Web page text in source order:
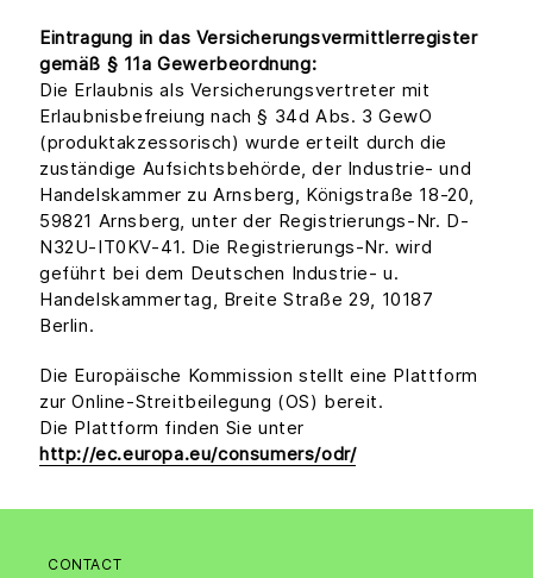
Eintragung in das Versicherungsvermittlerregister
gemäß § 11a Gewerbeordnung:
Die Erlaubnis als Versicherungsvertreter mit
Erlaubnisbefreiung nach § 34d Abs. 3 GewO
(produktakzessorisch) wurde erteilt durch die
zuständige Aufsichtsbehörde, der Industrie- und
Handelskammer zu Arnsberg, Königstraße 18-20,
59821 Arnsberg, unter der Registrierungs-Nr. D-
N32U-IT0KV-41. Die Registrierungs-Nr. wird
geführt bei dem Deutschen Industrie- u.
Handelskammertag, Breite Straße 29, 10187
Berlin.
Die Europäische Kommission stellt eine Plattform
zur Online-Streitbeilegung (OS) bereit.
Die Plattform finden Sie unter
http://ec.europa.eu/consumers/odr/
CONTACT